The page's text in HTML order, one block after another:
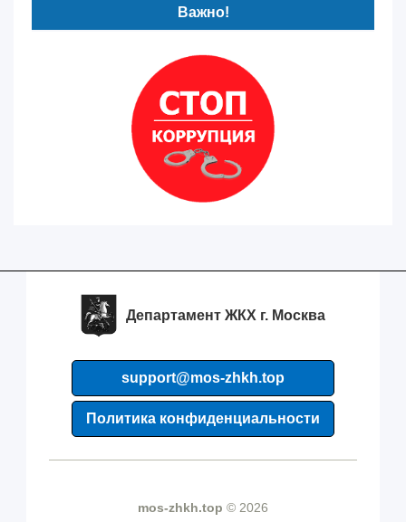
Важно!
Департамент ЖКХ г. Москва
support@mos-zhkh.top
Политика конфиденциальности
mos-zhkh.top © 2026